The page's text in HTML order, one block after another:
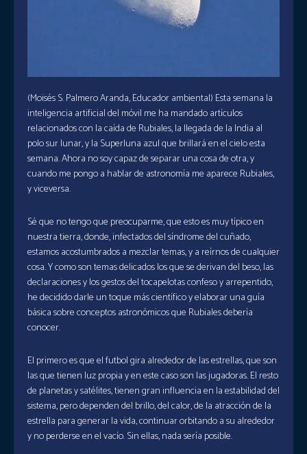
(Moisés S. Palmero Aranda, Educador ambiental) Esta semana la
inteligencia artificial del móvil me ha mandado artículos
relacionados con la caída de Rubiales, la llegada de la India al
polo sur lunar, y la Superluna azul que brillará en el cielo esta
semana. Ahora no soy capaz de separar una cosa de otra, y
cuando me pongo a hablar de astronomía me aparece Rubiales,
y viceversa.
Sé que no tengo que preocuparme, que esto es muy típico en
nuestra tierra, donde, infectados del síndrome del cuñado,
estamos acostumbrados a mezclar temas, y a reírnos de cualquier
cosa. Y como son temas delicados los que se derivan del beso, las
declaraciones y los gestos del tocapelotas confeso y arrepentido,
he decidido darle un toque más científico y elaborar una guía
básica sobre conceptos astronómicos que Rubiales debería
conocer.
El primero es que el futbol gira alrededor de las estrellas, que son
las que tienen luz propia y en este caso son las jugadoras. El resto
de planetas y satélites, tienen gran influencia en la estabilidad del
sistema, pero dependen del brillo, del calor, de la atracción de la
estrella para generar la vida, continuar orbitando a su alrededor
y no perderse en el vacío. Sin ellas, nada sería posible.